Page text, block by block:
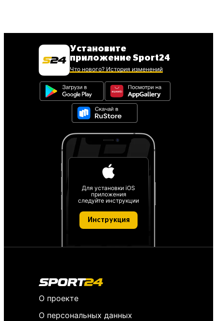
Установите
приложение Sport24
Что нового? История изменений
Для установки iOS
приложения
следуйте инструкции
Инструкция
О проекте
О персональных данных